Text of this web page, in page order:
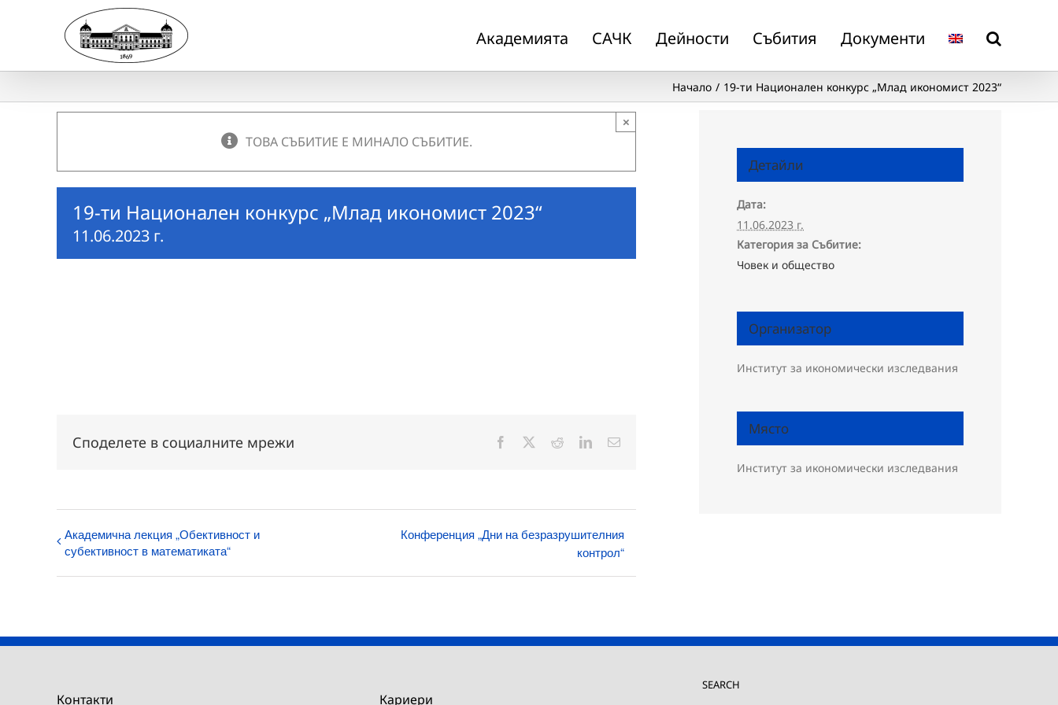
Академията САЧК Дейности Събития Документи
Начало 19-ти Национален конкурс „Млад икономист 2023“
ТОВА СЪБИТИЕ Е МИНАЛО СЪБИТИЕ.
×
19-ти Национален конкурс „Млад икономист 2023“
11.06.2023 г.
Споделете в социалните мрежи Facebook RedditLinkedInЕлектронна
Академична лекция „Обективност и
субективност в математиката“
Конференция „Дни на безразрушителния
контрол“
Детайли
Дата:
11.06.2023 г.
Категория за Събитие:
Човек и общество
Организатор
Институт за икономически изследвания
Място
Институт за икономически изследвания
Контакти Кариери
SEARCH